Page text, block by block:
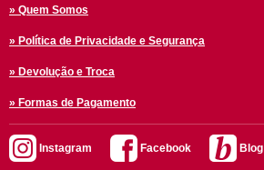
» Quem Somos
» Política de Privacidade e Segurança
» Devolução e Troca
» Formas de Pagamento
Instagram Facebook Blog